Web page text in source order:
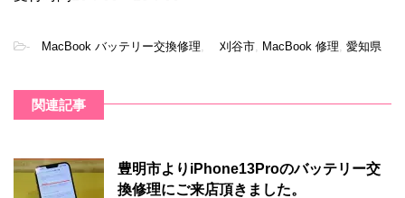
- MacBook バッテリー交換修理 刈谷市 MacBook 修理 愛知県
関連記事
豊明市よりiPhone13Proのバッテリー交
換修理にご来店頂きました。